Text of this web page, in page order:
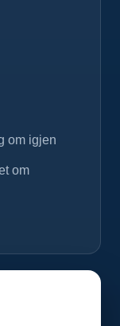
om igjen
om